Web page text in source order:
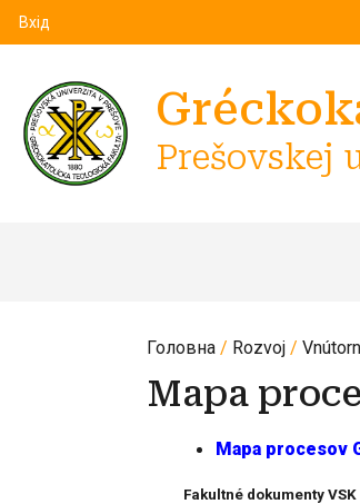
Používateľské menu
Вхід
Prešovskej
Головна Rozvoj
Mapa
Mapa procesov
Fakultné dokumenty VSK